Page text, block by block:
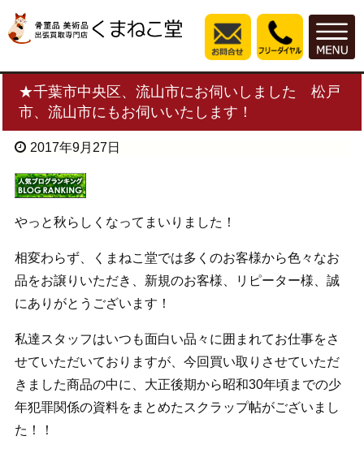
★千葉市中央区、流山市にお伺いしました 松戸
市、流山市にもお伺いいたします！
2017年9月27日
やっと秋らしくなってまいりました！
相変わらず、くまねこ堂では多くのお客様から色々なお
品をお譲りいただき、新規のお客様、リピーター様、誠
にありがとうございます！
私達スタッフはいつも面白い品々に囲まれてお仕事をさ
せていただいておりますが、今回買い取りさせていただ
きました商品の中に、大正後期から昭和30年頃までの少
年犯罪関係の資料をまとめたスクラップ帖がございまし
た！！